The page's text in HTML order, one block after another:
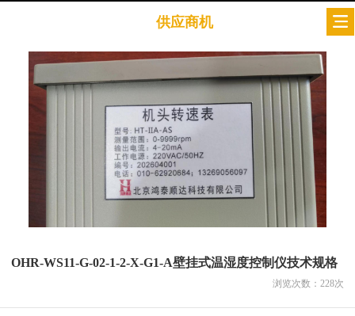
供应商机
OHR-WS11-G-02-1-2-X-G1-A壁挂式温湿度控制仪技术规格
浏览次数： 228次